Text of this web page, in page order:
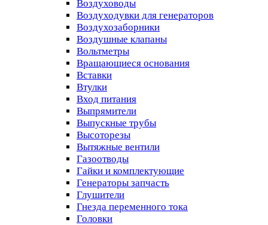
Воздуховоды
Воздуходувки для генераторов
Воздухозаборники
Воздушные клапаны
Вольтметры
Вращающиеся основания
Вставки
Втулки
Вход питания
Выпрямители
Выпускные трубы
Высоторезы
Вытяжные вентили
Газоотводы
Гайки и комплектующие
Генераторы запчасть
Глушители
Гнезда переменного тока
Головки